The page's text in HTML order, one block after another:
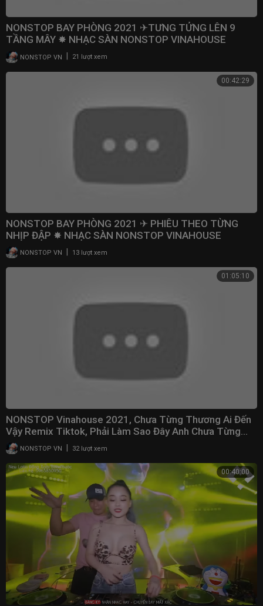
NONSTOP BAY PHÒNG 2021 ✈TƯNG TỬNG LÊN 9
TẦNG MÂY ✸ NHẠC SÀN NONSTOP VINAHOUSE
SANBAYVIET.COM
NONSTOP VN 21 lượt xem
00:42:29
NONSTOP BAY PHÒNG 2021 ✈ PHIÊU THEO TỪNG
NHỊP ĐẬP ✸ NHẠC SÀN NONSTOP VINAHOUSE
SANBAYVIET.COM
NONSTOP VN 13 lượt xem
01:05:10
NONSTOP Vinahouse 2021, Chưa Từng Thương Ai Đến
Vậy Remix Tiktok, Phải Làm Sao Đây Anh Chưa Từng...
NONSTOP VN 32 lượt xem
00:40:00